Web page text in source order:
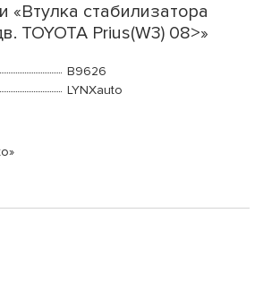
«Втулка стабилизатора
TOYOTA Prius(W3) 08>»
B9626
LYNXauto